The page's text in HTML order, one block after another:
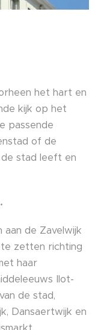
het hart en
kijk op het
passende
of de
de stad leeft en
de Zavelwijk
zetten richting
haar
Ilot-
de stad,
Dansaertwijk en